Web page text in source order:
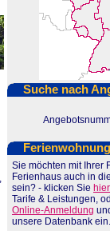
Suche nach
Sie möchten mit Ihrer
Ferienhaus auch in
sein? - klicken Sie hier
Tarife & Leistungen,
Online-Anmeldung
unsere Datenbank ein.